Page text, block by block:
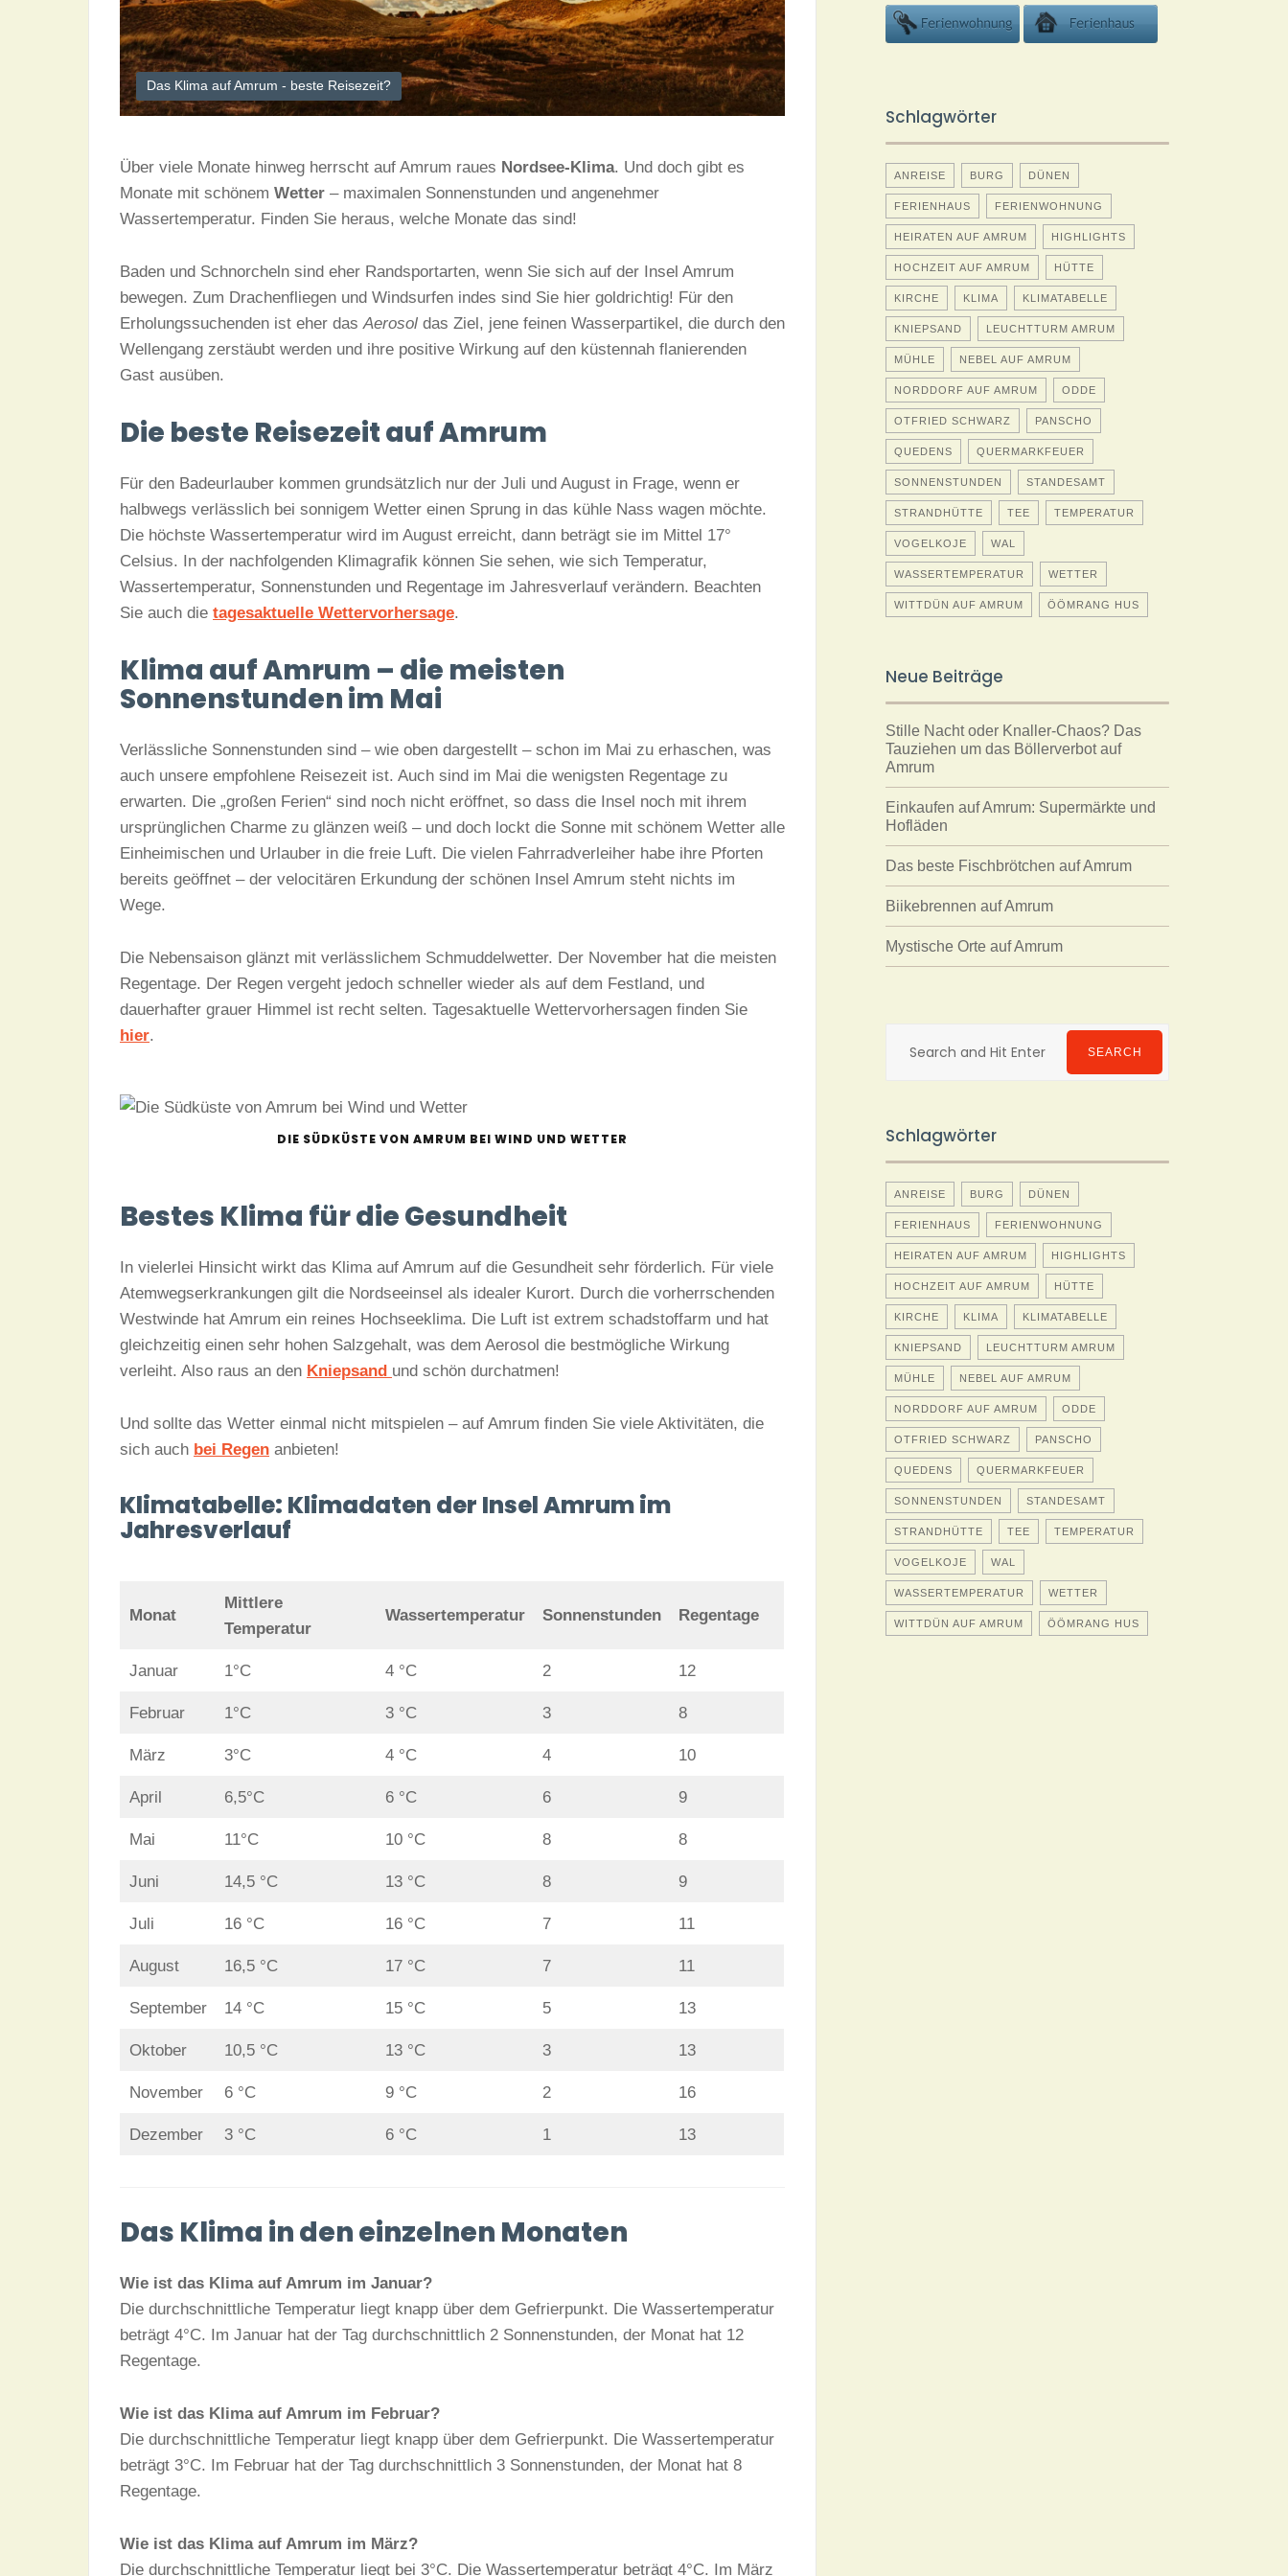
Das Klima auf Amrum - beste Reisezeit?
Über viele Monate hinweg herrscht auf Amrum raues Nordsee-Klima. Und doch gibt es
Monate mit schönem Wetter – maximalen Sonnenstunden und angenehmer
Wassertemperatur. Finden Sie heraus, welche Monate das sind!
Baden und Schnorcheln sind eher Randsportarten, wenn Sie sich auf der Insel Amrum
bewegen. Zum Drachenfliegen und Windsurfen indes sind Sie hier goldrichtig! Für den
Erholungssuchenden ist eher dasAerosol das Ziel, jene feinen Wasserpartikel, die durch den
Wellengang zerstäubt werden und ihre positive Wirkung auf den küstennah flanierenden
Gast ausüben.
Die beste Reisezeit auf Amrum
Für den Badeurlauber kommen grundsätzlich nur der Juli und August in Frage, wenn er
halbwegs verlässlich bei sonnigem Wetter einen Sprung in das kühle Nass wagen möchte.
Die höchste Wassertemperatur wird im August erreicht, dann beträgt sie im Mittel 17°
Celsius. In der nachfolgenden Klimagrafik können Sie sehen, wie sich Temperatur,
Wassertemperatur, Sonnenstunden und Regentage im Jahresverlauf verändern. Beachten
Sie auch die tagesaktuelle Wettervorhersage.
Klima auf Amrum – die meisten
Sonnenstunden im Mai
Verlässliche Sonnenstunden sind – wie oben dargestellt – schon im Mai zu erhaschen, was
auch unsere empfohlene Reisezeit ist. Auch sind im Mai die wenigsten Regentage zu
erwarten. Die „großen Ferien“ sind noch nicht eröffnet, so dass die Insel noch mit ihrem
ursprünglichen Charme zu glänzen weiß – und doch lockt die Sonne mit schönem Wetter alle
Einheimischen und Urlauber in die freie Luft. Die vielen Fahrradverleiher habe ihre Pforten
bereits geöffnet – der velocitären Erkundung der schönen Insel Amrum steht nichts im
Wege.
Die Nebensaison glänzt mit verlässlichem Schmuddelwetter. Der November hat die meisten
Regentage. Der Regen vergeht jedoch schneller wieder als auf dem Festland, und
dauerhafter grauer Himmel ist recht selten. Tagesaktuelle Wettervorhersagen finden Sie
hier.
DIE SÜDKÜSTE VON AMRUM BEI WIND UND WETTER
Bestes Klima für die Gesundheit
In vielerlei Hinsicht wirkt das Klima auf Amrum auf die Gesundheit sehr förderlich. Für viele
Atemwegserkrankungen gilt die Nordseeinsel als idealer Kurort. Durch die vorherrschenden
Westwinde hat Amrum ein reines Hochseeklima. Die Luft ist extrem schadstoffarm und hat
gleichzeitig einen sehr hohen Salzgehalt, was dem Aerosol die bestmögliche Wirkung
verleiht. Also raus an den Kniepsand und schön durchatmen!
Und sollte das Wetter einmal nicht mitspielen – auf Amrum finden Sie viele Aktivitäten, die
sich auch bei Regen anbieten!
Klimatabelle: Klimadaten der Insel Amrum im
Jahresverlauf
Monat
Mittlere
Temperatur
Wassertemperatur Sonnenstunden Regentage
Januar 1°C 4 °C 2 12
Februar 1°C 3 °C 3 8
März 3°C 4 °C 4 10
April 6,5°C 6 °C 6 9
Mai 11°C 10 °C 8 8
Juni 14,5 °C 13 °C 8 9
Juli 16 °C 16 °C 7 11
August 16,5 °C 17 °C 7 11
September 14 °C 15 °C 5 13
Oktober 10,5 °C 13 °C 3 13
November 6 °C 9 °C 2 16
Dezember 3 °C 6 °C 1 13
Das Klima in den einzelnen Monaten
Wie ist das Klima auf Amrum im Januar?
Die durchschnittliche Temperatur liegt knapp über dem Gefrierpunkt. Die Wassertemperatur
beträgt 4°C. Im Januar hat der Tag durchschnittlich 2 Sonnenstunden, der Monat hat 12
Regentage.
Wie ist das Klima auf Amrum im Februar?
Die durchschnittliche Temperatur liegt knapp über dem Gefrierpunkt. Die Wassertemperatur
beträgt 3°C. Im Februar hat der Tag durchschnittlich 3 Sonnenstunden, der Monat hat 8
Regentage.
Wie ist das Klima auf Amrum im März?
Die durchschnittliche Temperatur liegt bei 3°C. Die Wassertemperatur beträgt 4°C. Im März
Schlagwörter
ANREISE BURG DÜNEN
FERIENHAUS FERIENWOHNUNG
HEIRATEN AUF AMRUM HIGHLIGHTS
HOCHZEIT AUF AMRUM HÜTTE
KIRCHE KLIMA KLIMATABELLE
KNIEPSAND LEUCHTTURM AMRUM
MÜHLE NEBEL AUF AMRUM
NORDDORF AUF AMRUM ODDE
OTFRIED SCHWARZ PANSCHO
QUEDENS QUERMARKFEUER
SONNENSTUNDEN STANDESAMT
STRANDHÜTTE TEE TEMPERATUR
VOGELKOJE WAL
WASSERTEMPERATUR WETTER
WITTDÜN AUF AMRUM ÖÖMRANG HUS
Neue Beiträge
Stille Nacht oder Knaller-Chaos? Das
Tauziehen um das Böllerverbot auf
Amrum
Einkaufen auf Amrum: Supermärkte und
Hofläden
Das beste Fischbrötchen auf Amrum
Biikebrennen auf Amrum
Mystische Orte auf Amrum
SEARCH
Schlagwörter
ANREISE BURG DÜNEN
FERIENHAUS FERIENWOHNUNG
HEIRATEN AUF AMRUM HIGHLIGHTS
HOCHZEIT AUF AMRUM HÜTTE
KIRCHE KLIMA KLIMATABELLE
KNIEPSAND LEUCHTTURM AMRUM
MÜHLE NEBEL AUF AMRUM
NORDDORF AUF AMRUM ODDE
OTFRIED SCHWARZ PANSCHO
QUEDENS QUERMARKFEUER
SONNENSTUNDEN STANDESAMT
STRANDHÜTTE TEE TEMPERATUR
VOGELKOJE WAL
WASSERTEMPERATUR WETTER
WITTDÜN AUF AMRUM ÖÖMRANG HUS